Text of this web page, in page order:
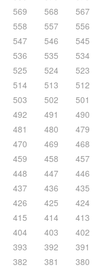
569 568 567
558 557 556
547 546 545
536 535 534
525 524 523
514 513 512
503 502 501
492 491 490
481 480 479
470 469 468
459 458 457
448 447 446
437 436 435
426 425 424
415 414 413
404 403 402
393 392 391
382 381 380